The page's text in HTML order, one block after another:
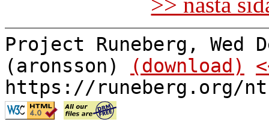
Project Runeberg, Wed
(aronsson)
(download)
https://runeberg.org/